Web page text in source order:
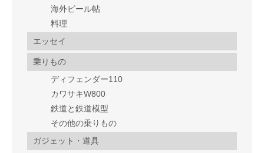
海外ビール帖
料理
エッセイ
乗りもの
ディフェンダー110
カワサキW800
鉄道と鉄道模型
その他の乗りもの
ガジェット・道具